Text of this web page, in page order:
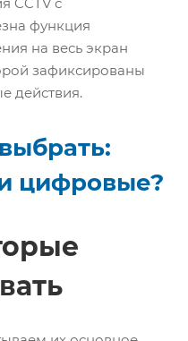
функция
на весь экран
зафиксированы
действия.
цифровые?